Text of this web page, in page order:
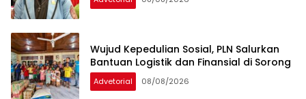
Wujud Kepedulian Sosial, PLN Salurkan
Bantuan Logistik dan Finansial di Sorong
Advetorial 08/08/2026